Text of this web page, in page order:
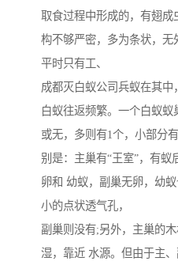
取食过程中形成的，有翅
构不够严密，多为条状，无
平时只有工、
成都灭白蚁公司兵蚁在其中
白蚁往返频繁。一个白蚁
或无，多则有1个，小部分
别是：主巢有“王室”，有
卵和 幼蚁，副巢无卵，幼
小的点状透气孔，
副巢则没有;另外，主巢的
湿，靠近 水源。但由于主